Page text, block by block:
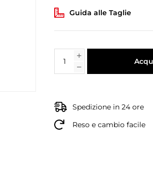
Guida alle Taglie
Spedizione in 24 ore
Reso e cambio facile